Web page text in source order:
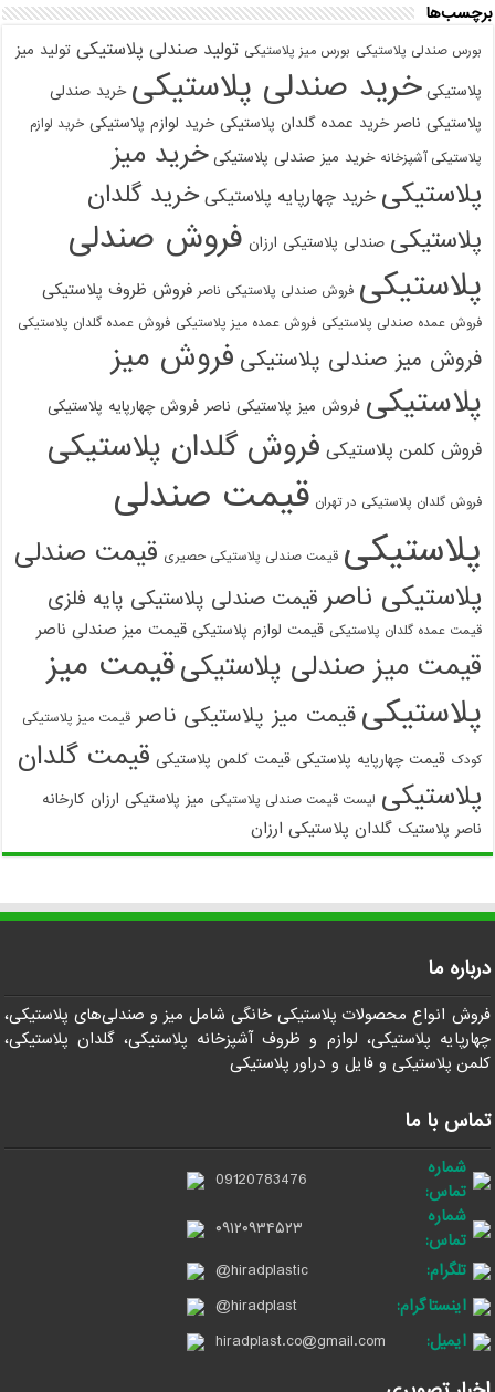
برچسب‌ها
بورس صندلی پلاستیکی بورس میز پلاستیکی تولید صندلی پلاستیکی تولید میز
پلاستیکی خرید صندلی پلاستیکی خرید صندلی
پلاستیکی ناصر خرید عمده گلدان پلاستیکی خرید لوازم پلاستیکی خرید لوازم
پلاستیکی آشپزخانه خرید میز صندلی پلاستیکی خرید میز
پلاستیکی خرید چهارپایه پلاستیکی خرید گلدان
پلاستیکی صندلی پلاستیکی ارزان فروش صندلی
پلاستیکی فروش صندلی پلاستیکی ناصر فروش ظروف پلاستیکی
فروش عمده صندلی پلاستیکی فروش عمده میز پلاستیکی فروش عمده گلدان پلاستیکی
فروش میز صندلی پلاستیکی فروش میز
پلاستیکی فروش میز پلاستیکی ناصر فروش چهارپایه پلاستیکی
فروش کلمن پلاستیکی فروش گلدان پلاستیکی
فروش گلدان پلاستیکی در تهران قیمت صندلی
پلاستیکی قیمت صندلی پلاستیکی حصیری قیمت صندلی
پلاستیکی ناصر قیمت صندلی پلاستیکی پایه فلزی
قیمت عمده گلدان پلاستیکی قیمت لوازم پلاستیکی قیمت میز صندلی ناصر
قیمت میز صندلی پلاستیکیقیمت میز
پلاستیکی قیمت میز پلاستیکی ناصر قیمت میز پلاستیکی
کودک قیمت چهارپایه پلاستیکی قیمت کلمن پلاستیکی قیمت گلدان
پلاستیکی لیست قیمت صندلی پلاستیکی میز پلاستیکی ارزان کارخانه
ناصر پلاستیک گلدان پلاستیکی ارزان
درباره ما
فروش انواع محصولات پلاستیکی خانگی شامل میز و صندلی‌های پلاستیکی،
چهارپایه پلاستیکی، لوازم و ظروف آشپزخانه پلاستیکی، گلدان پلاستیکی،
کلمن پلاستیکی و فایل و دراور پلاستیکی
تماس با ما
شماره
تماس:
09120783476
شماره
تماس:
۰۹۱۲۰۹۳۴۵۲۳
تلگرام:
@hiradplastic
اینستاگرام:
@hiradplast
ایمیل:
hiradplast.co@gmail.com